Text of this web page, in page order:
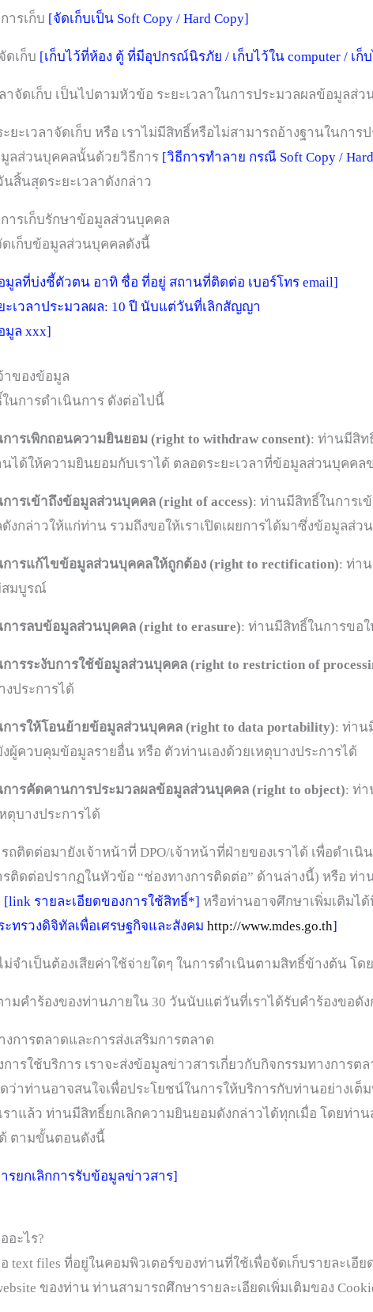
ารเก็บ [จัดเก็บเป็น Soft Copy / Hard Copy]
ดเก็บ [เก็บไว้ที่ห้อง ตู้ ที่มีอุปกรณ์นิรภัย / เก็บไว้ใน computer / เ
ลาจัดเก็บ เป็นไปตามหัวข้อ ระยะเวลาในการประมวลผลข้อมูลส่
ะยะเวลาจัดเก็บ หรือ เราไม่มีสิทธิ์หรือไม่สามารถอ้างฐานในก
ลส่วนบุคคลนั้นด้วยวิธีการ [วิธีการทำลาย กรณี Soft Copy /
สิ้นสุดระยะเวลาดังกล่าว
การเก็บรักษาข้อมูลส่วนบุคคล
ดเก็บข้อมูลส่วนบุคคลดังนี้
มูลที่บ่งชี้ตัวตน อาทิ ชื่อ ที่อยู่ สถานที่ติดต่อ เบอร์โทร email]
ะเวลาประมวลผล: 10 ปี นับแต่วันที่เลิกสัญญา
มูล xxx]
าของข้อมูล
นการดำเนินการ ดังต่อไปนี้
ารเพิกถอนความยินยอม (right to withdraw consent): ท่านมีสิท
ได้ให้ความยินยอมกับเราได้ ตลอดระยะเวลาที่ข้อมูลส่วนบุคคล
ารเข้าถึงข้อมูลส่วนบุคคล (right of access): ท่านมีสิทธิ์ในการเ
งกล่าวให้แก่ท่าน รวมถึงขอให้เราเปิดเผยการได้มาซึ่งข้อมูลส่
การแก้ไขข้อมูลส่วนบุคคลให้ถูกต้อง (right to rectification): ท่า
สมบูรณ์
ารลบข้อมูลส่วนบุคคล (right to erasure): ท่านมีสิทธิ์ในการขอ
ารระงับการใช้ข้อมูลส่วนบุคคล (right to restriction of
งประการได้
ารให้โอนย้ายข้อมูลส่วนบุคคล (right to data portability): ท่าน
งผู้ควบคุมข้อมูลรายอื่น หรือ ตัวท่านเองด้วยเหตุบางประการได้
การคัดคานการประมวลผลข้อมูลส่วนบุคคล (right to object): ท่
ตุบางประการได้
ถติดต่อมายังเจ้าหน้าที่ DPO/เจ้าหน้าที่ฝ่ายของเราได้ เพื่อดำเ
รติดต่อปรากฏในหัวข้อ “ช่องทางการติดต่อ” ด้านล่างนี้) หรือ ท่
[link รายละเอียดของการใช้สิทธิ์*] หรือท่านอาจศึกษาเพิ่มเติมได้
ะทรวงดิจิทัลเพื่อเศรษฐกิจและสังคมhttp://www.mdes.go.th]
จำเป็นต้องเสียค่าใช้จ่ายใดๆ ในการดำเนินตามสิทธิ์ข้างต้น โด
มคำร้องของท่านภายใน 30 วันนับแต่วันที่เราได้รับคำร้องขอดัง
งการตลาดและการส่งเสริมการตลาด
การใช้บริการ เราจะส่งข้อมูลข่าวสารเกี่ยวกับกิจกรรมทางการ
ดว่าท่านอาจสนใจเพื่อประโยชน์ในการให้บริการกับท่านอย่างเ
ราแล้ว ท่านมีสิทธิ์ยกเลิกความยินยอมดังกล่าวได้ทุกเมื่อ โดยท่
ตามขั้นตอนดังนี้
รยกเลิกการรับข้อมูลข่าวสาร]
อะไร?
อ text files ที่อยู่ในคอมพิวเตอร์ของท่านที่ใช้เพื่อจัดเก็บรายละเ
ของท่าน ท่านสามารถศึกษารายละเอียดเพิ่มเติมของ